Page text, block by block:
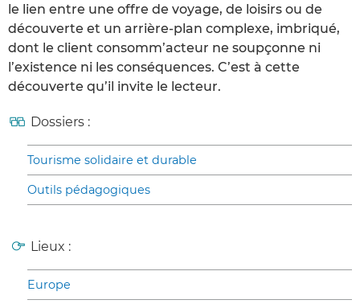
le lien entre une offre de voyage, de loisirs ou de
découverte et un arrière-plan complexe, imbriqué,
dont le client consomm’acteur ne soupçonne ni
l’existence ni les conséquences. C’est à cette
découverte qu’il invite le lecteur.
Dossiers :
Tourisme solidaire et durable
Outils pédagogiques
Lieux :
Europe